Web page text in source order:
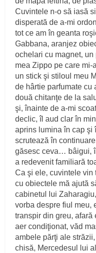
Cuvintele n‑o să iasă
disperată de a‑mi
tot ce am în geanta
Gabbana, aranjez
ochelari cu magnet,
mea Zippo pe care
un stick şi stiloul meu
de hârtie par­fumate cu
două chitanţe de la
şi, înainte de a‑mi
declic, îl aud clar în
aprins lumina în cap şi
scrutează în
găsesc ceva… bâigui,
a redevenit familiară
Ca şi ele, cuvintele vin
cu obiectele mă ajută
cabinetul lui
vorba despre fiul meu,
transpir din greu, afară
aer condiţionat, văd
ambele părţi ale
chisă, Mercedesul lui